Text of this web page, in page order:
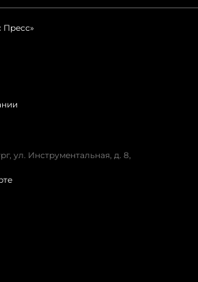
ул. Инструментальная, д. 8,